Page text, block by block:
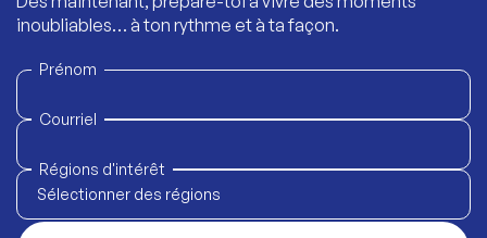
inoubliables… à ton rythme et à ta façon.
Prénom
Courriel
Régions d'intérêt
Sélectionner des régions